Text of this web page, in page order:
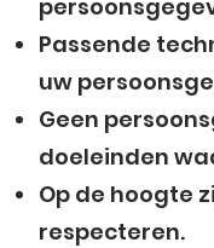
Passende
uw
Geen
doeleinden
Op de hoogte
respecteren.